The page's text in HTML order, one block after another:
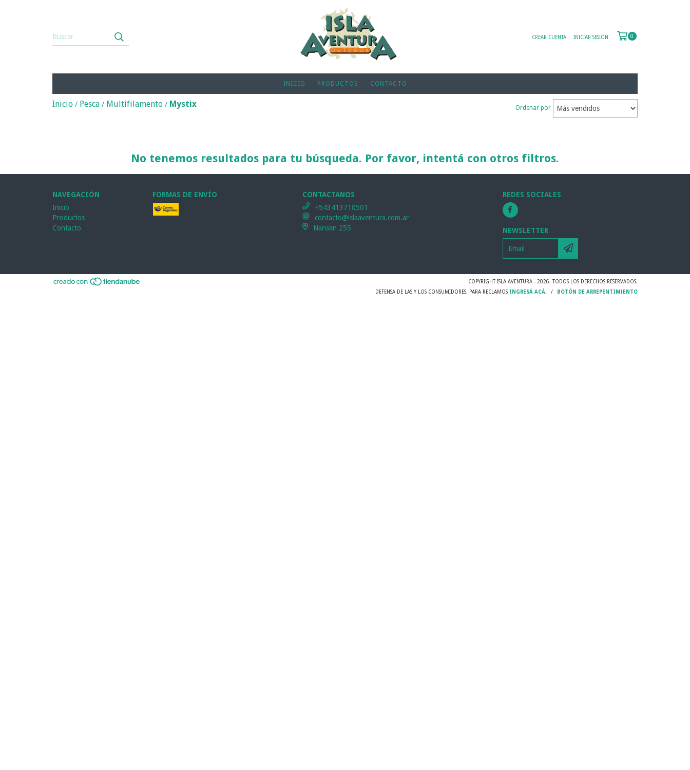
CREAR CUENTA INICIAR SESIÓN 0
INICIO PRODUCTOS CONTACTO
Inicio / Pesca / Multifilamento / Mystix Ordenar por
No tenemos resultados para tu búsqueda. Por favor, intentá con otros filtros.
NAVEGACIÓN
Inicio
Productos
Contacto
FORMAS DE ENVÍO
CONTACTANOS
+543413710501
contacto@islaaventura.com.ar
Nansen 255
REDES SOCIALES
NEWSLETTER
COPYRIGHT ISLA AVENTURA - 2026. TODOS LOS DERECHOS RESERVADOS.
DEFENSA DE LAS Y LOS CONSUMIDORES. PARA RECLAMOS INGRESÁ ACÁ. / BOTÓN DE ARREPENTIMIENTO